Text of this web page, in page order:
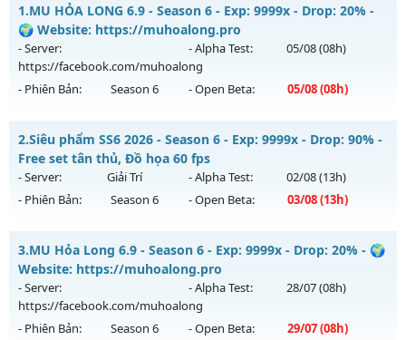
1.MU HỎA LONG 6.9 - Season 6 - Exp: 9999x - Drop: 20% -
🌍 Website: https://muhoalong.pro
- Server:
https://facebook.com/muhoalong
- Alpha Test: 05/08(08h)
- Phiên Bản: Season 6 - Open Beta: 05/08(08h)
MU HỎA LONG 6.9 - 🌍 Website: https://muhoalong.pro
Mu mới ra tháng 08 2026 - Mở máy chủ
https://facebook.com/muhoalongvào 08h ngày
05/08/2626
Kiểu reset: Non Reset
Thể loại: Mu Nguyên bản Webzen
Antihack: XShield
2.Siêu phẩm SS6 2026 - Season 6 - Exp: 9999x - Drop: 90% -
Free set tân thủ, Đồ họa 60 fps
- Server: Giải Trí - Alpha Test: 02/08(13h)
- Phiên Bản:
Season 6 - Open Beta: 03/08(13h)
Siêu phẩm SS6 2026 - Free set tân thủ, Đồ họa 60 fps
Mu mới ra tháng 08 2026 - Mở máy chủ
ngày 03/08/2626
Exp: 9999x - Drop: 90%
3.MU Hỏa Long 6.9 - Season 6 - Exp: 9999x - Drop: 20% - 🌍
Website: https://muhoalong.pro
- Server:
https://facebook.com/muhoalong
- Alpha Test: 28/07(08h)
- Phiên Bản: Season 6 - Open Beta: 29/07(08h)